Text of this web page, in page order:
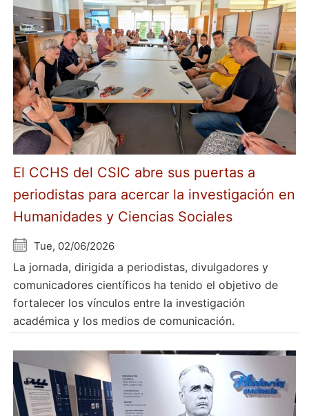
El CCHS del CSIC abre sus puertas a
periodistas para acercar la investigación en
Humanidades y Ciencias Sociales
Tue, 02/06/2026
La jornada, dirigida a periodistas, divulgadores y
comunicadores científicos ha tenido el objetivo de
fortalecer los vínculos entre la investigación
académica y los medios de comunicación.